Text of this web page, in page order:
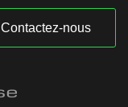
Contactez-nous